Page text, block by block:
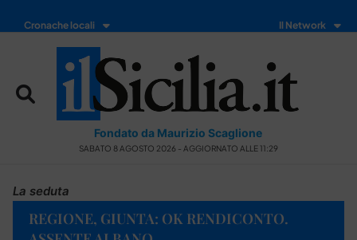
Cronache locali Il Network
Fondato da Maurizio Scaglione
SABATO 8 AGOSTO 2026 - AGGIORNATO ALLE 11:29
La seduta
REGIONE, GIUNTA: OK RENDICONTO.